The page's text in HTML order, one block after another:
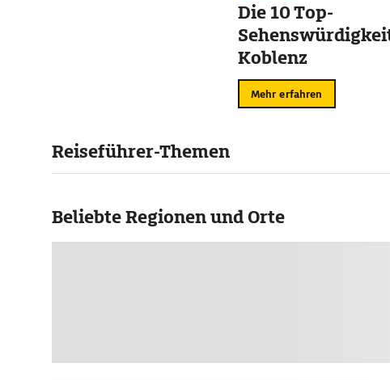
Die 10 Top-
Koblenz
Mehr erfahren
Reiseführer-Themen
Beliebte Regionen und Orte